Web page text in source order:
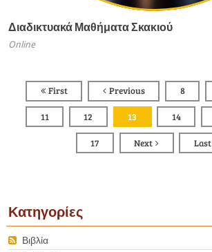
Διαδικτυακά Μαθήματα Σκακιού
Online
First Previous 8
11 12 13 14
17 Next Last
Κατηγορίες
Βιβλία